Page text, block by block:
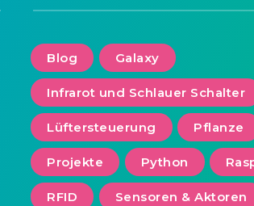
Blog Galaxy
Infrarot und Schlauer Schalter
Lüftersteuerung Pflanze
Projekte Python
RFID Sensoren & Aktoren